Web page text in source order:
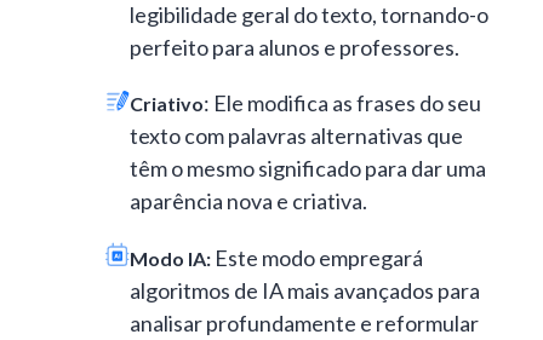
legibilidade geral do texto, tornando-o
perfeito para alunos e professores.
Criativo: Ele modifica as frases do seu
texto com palavras alternativas que
têm o mesmo significado para dar uma
aparência nova e criativa.
Modo IA: Este modo empregará
algoritmos de IA mais avançados para
analisar profundamente e reformular